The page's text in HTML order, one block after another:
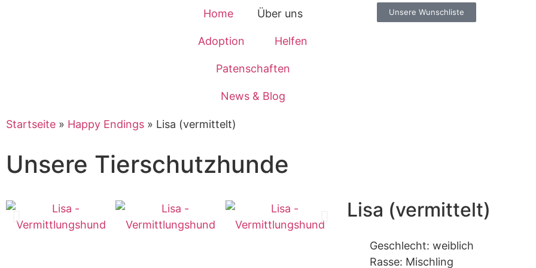
Home Über uns
Adoption Helfen
Patenschaften
News & Blog
Unsere Wunschliste
Startseite » Happy Endings » Lisa (vermittelt)
Unsere Tierschutzhunde
Lisa (vermittelt)
Geschlecht: weiblich
Rasse: Mischling